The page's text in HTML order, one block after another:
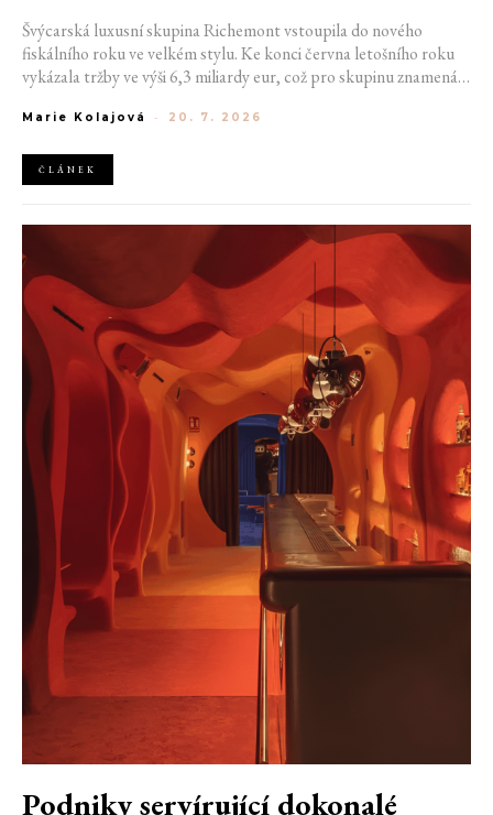
Švýcarská luxusní skupina Richemont vstoupila do nového
fiskálního roku ve velkém stylu. Ke konci června letošního roku
vykázala tržby ve výši 6,3 miliardy eur, což pro skupinu znamená
luxusním zůstává i přes přetrvávající ekonomickou nejistotu
Marie Kolajová - 20. 7. 2026
ČLÁNEK
Podniky servírující dokonalé